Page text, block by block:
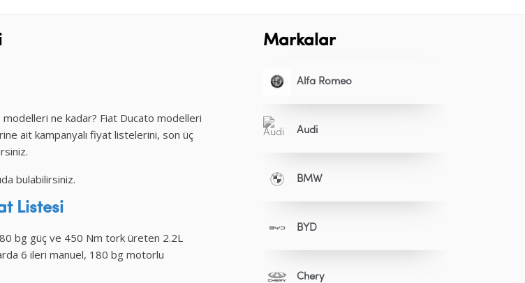
modelleri ne kadar? Fiat Ducato modelleri
ait kampanyalı fiyat listelerini, son üç
bulabilirsiniz.
Listesi
bg güç ve 450 Nm tork üreten 2.2L
6 ileri manuel, 180 bg motorlu
Markalar
Alfa Romeo
Audi
BMW
BYD
Chery